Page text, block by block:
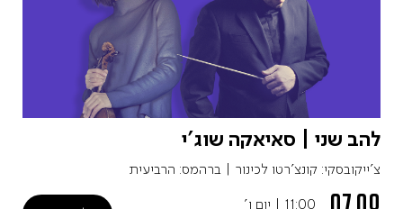
להב שני | סאיאקה שוג'י
צ'ייקובסקי: קונצ'רטו לכינור | ברהמס: הרביעית
11:00
| יום ו'